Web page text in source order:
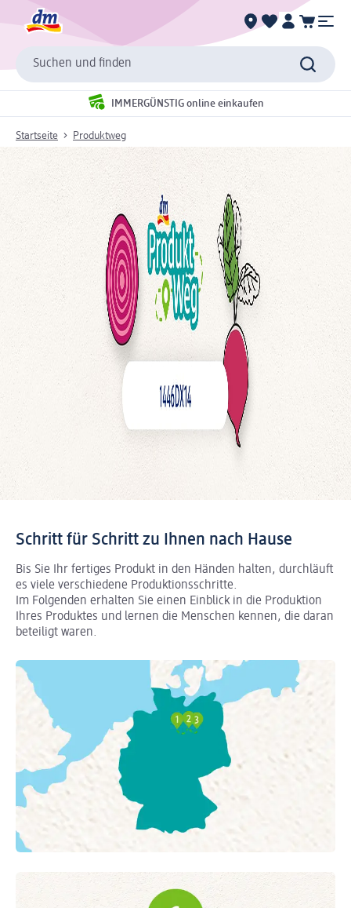
Suchen und finden
IMMERGÜNSTIG online einkaufen
Startseite Produktweg
Schritt für Schritt zu Ihnen nach Hause
Bis Sie Ihr fertiges Produkt in den Händen halten, durchläuft
es viele verschiedene Produktionsschritte.
Im Folgenden erhalten Sie einen Einblick in die Produktion
Ihres Produktes und lernen die Menschen kennen, die daran
beteiligt waren.